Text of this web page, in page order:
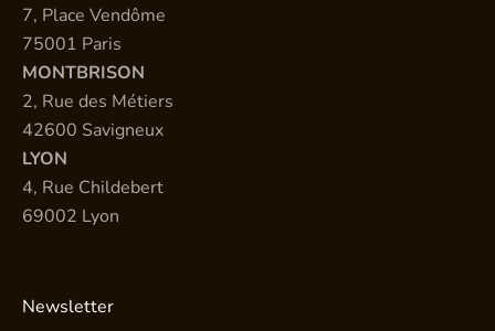
7, Place Vendôme
75001 Paris
MONTBRISON
2, Rue des Métiers
42600 Savigneux
LYON
4, Rue Childebert
69002 Lyon
Newsletter